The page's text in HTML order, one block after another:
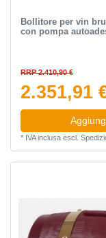
Bollitore per vin
con pompa
RRP 2.410,90 €
2.351,91
* IVA inclusaescl.